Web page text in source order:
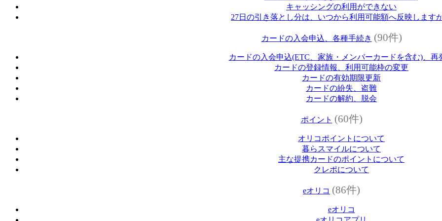
キャッシングの利用ができない
27日の引き落とし分は、いつから利用可能額へ反映します
カードの入会申込、各種手続き (90件)
カードの入会申込(ETC、家族・メンバーカードを含む)、再
カードの登録情報、利用可能枠の変更
カードの有効期限更新
カードの紛失、盗難
カードの解約、脱会
ポイント (60件)
オリコポイントについて
暮らスマイルについて
主な提携カードのポイントについて
クレポについて
eオリコ (86件)
eオリコ